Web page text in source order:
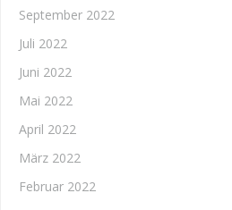
September 2022
Juli 2022
Juni 2022
Mai 2022
April 2022
März 2022
Februar 2022